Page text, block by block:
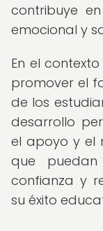
contribuye
emocional y
En el
promover el
de los
desarrollo
el apoyo y el
que
confianza y
su éxito